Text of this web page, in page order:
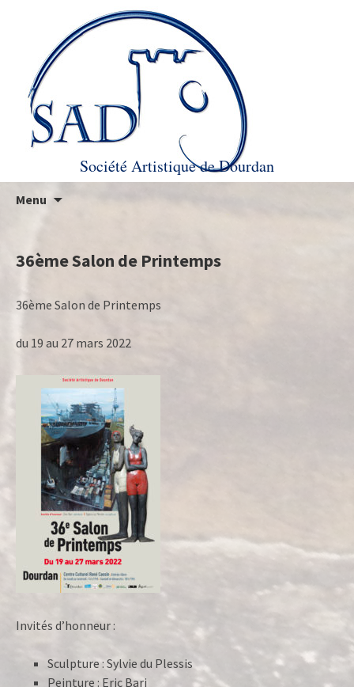
Société Artistique de Dourdan
Menu
36ème Salon de Printemps
36ème Salon de Printemps
du 19 au 27 mars 2022
Invités d’honneur :
Sculpture : Sylvie du Plessis
Peinture : Eric Bari